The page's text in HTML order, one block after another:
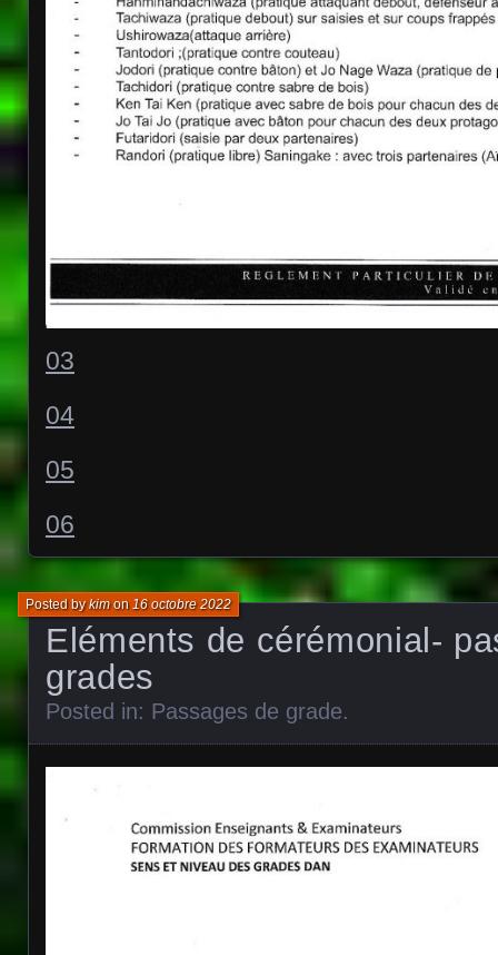
03
04
05
06
Eléments de cérémonial-
grades
Posted bykimon16 octobre 2022
Posted in: Passages de grade.